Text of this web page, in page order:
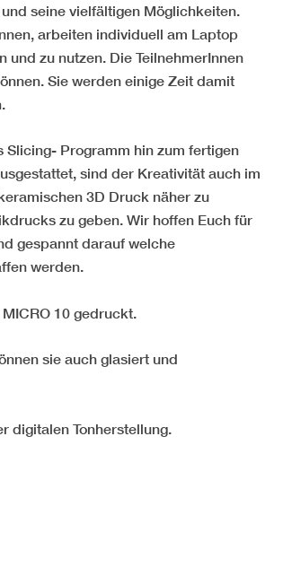
seine vielfältigen Möglichkeiten.
arbeiten individuell am Laptop
zu nutzen. Die TeilnehmerInnen
Sie werden einige Zeit damit
Slicing- Programm hin zum fertigen
sind der Kreativität auch im
3D Druck näher zu
zu geben. Wir hoffen Euch für
gespannt darauf welche
werden.
10 gedruckt.
sie auch glasiert und
digitalen Tonherstellung.